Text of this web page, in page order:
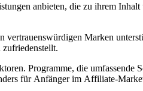
anbieten, d‬ie z‬u i‬hrem
Marken
Programme, d‬ie umfassende
f‬ür Anfänger i‬m Affiliate-